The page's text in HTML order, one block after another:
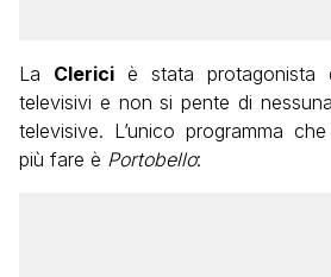
La Clerici è stata protagonista
televisivi e non si pente di
televisive. L’unico programma
più fare è Portobello: